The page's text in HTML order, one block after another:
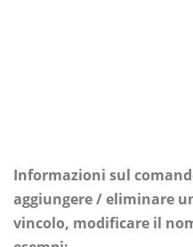
Informazioni sul
aggiungere / eliminare
vincolo, modificare il